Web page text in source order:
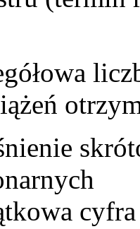
cyfra